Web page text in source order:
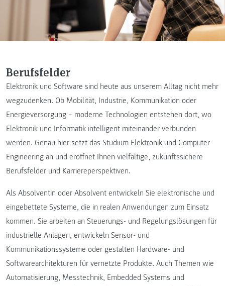
Berufsfelder
Elektronik und Software sind heute aus unserem Alltag nicht mehr
wegzudenken. Ob Mobilität, Industrie, Kommunikation oder
Energieversorgung – moderne Technologien entstehen dort, wo
Elektronik und Informatik intelligent miteinander verbunden
werden. Genau hier setzt das Studium Elektronik und Computer
Engineering an und eröffnet Ihnen vielfältige, zukunftssichere
Berufsfelder und Karriereperspektiven.
Als Absolventin oder Absolvent entwickeln Sie elektronische und
eingebettete Systeme, die in realen Anwendungen zum Einsatz
kommen. Sie arbeiten an Steuerungs- und Regelungslösungen für
industrielle Anlagen, entwickeln Sensor- und
Kommunikationssysteme oder gestalten Hardware- und
Softwarearchitekturen für vernetzte Produkte. Auch Themen wie
Automatisierung, Messtechnik, Embedded Systems und